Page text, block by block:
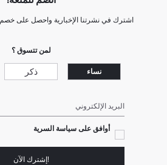
اشترك في نشرتنا الإخبارية واحصل على خصم 10٪ على تسوقك الأول!
لمن تتسوق ؟
نساء ذكر
البريد الإلكتروني
أوافق على سياسة السرية
!إشترك الآن